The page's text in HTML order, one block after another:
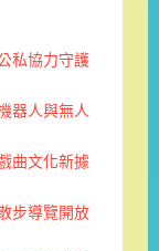
私協力守護
器人與無人
曲文化新據
步導覽開放